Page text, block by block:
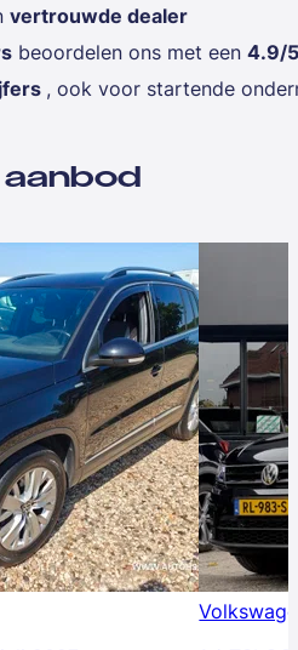
vertrouwde dealer
beoordelen ons met een 4.9/5
, ook voor startende